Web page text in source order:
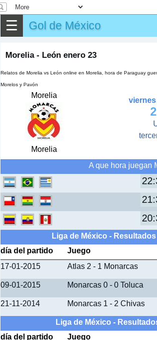
☰ Gol de México
Morelia - León enero 23
Relatos de Morelia vs León online en Morelia, hora de Paraguay
Morelos y Pavón
Morelia
Morelia
A que hora juegan
Liga de México -
día del partido
Juego
17-01-2015
Atlas 2 - 1 Monarcas
09-01-2015 Monarcas 0 - 0 Toluca
21-11-2014 Monarcas 1 - 2 Chivas
Liga de México -
día del partido
Juego
▶ Partidos
✎